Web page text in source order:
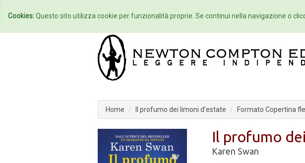
Home Autori Eventi
Home Il profumo dei limoni d’estate Formato Copertina
Il profumo
Karen Swan
Cookies:Questo sito utilizza cookie per funzionalità proprie. Se continui nella navigazione o